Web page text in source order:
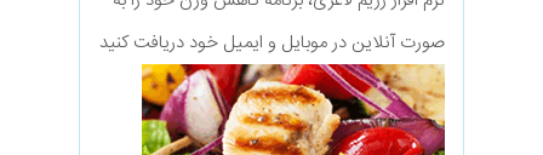
صورت آنلاین در موبایل و ایمیل خود دریافت کنید